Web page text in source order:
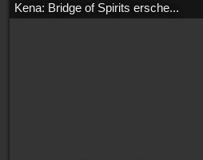
Kena: Bridge of Spirits ersche...